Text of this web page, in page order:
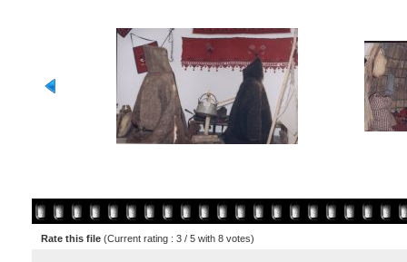
Rate this file (Current rating : 3 / 5 with 8 votes)